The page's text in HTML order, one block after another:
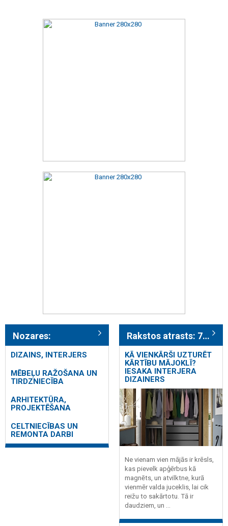
Nozares:
DIZAINS, INTERJERS
MĒBEĻU RAŽOŠANA UN
TIRDZNIECĪBA
ARHITEKTŪRA,
PROJEKTĒŠANA
CELTNIECĪBAS UN
REMONTA DARBI
Rakstos atrasts: 712
KĀ VIENKĀRŠI UZTURĒT
KĀRTĪBU MĀJOKLĪ?
IESAKA INTERJERA
DIZAINERS
Ne vienam vien mājās ir krēsls,
kas pievelk apģērbus kā
magnēts, un atvilktne, kurā
vienmēr valda juceklis, lai cik
reižu to sakārtotu. Tā ir
daudziem, un ...